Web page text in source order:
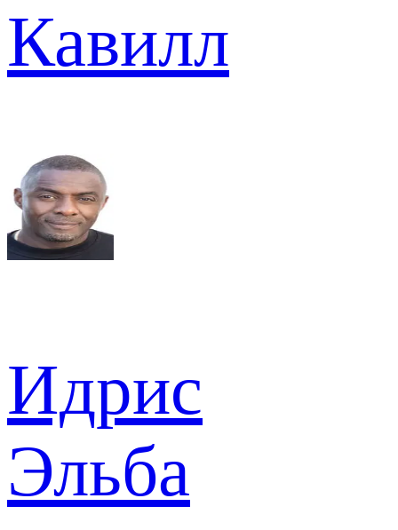
Кавилл
Идрис
Эльба